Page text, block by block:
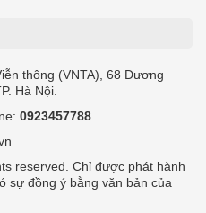
thông (VNTA), 68 Dương
Hà Nội.
0923457788
reserved. Chỉ được phát hành
sự đồng ý bằng văn bản của